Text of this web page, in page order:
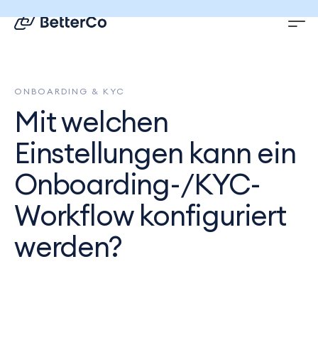
ONBOARDING & KYC
Mit welchen
Einstellungen kann ein
Onboarding-/KYC-
Workflow konfiguriert
werden?